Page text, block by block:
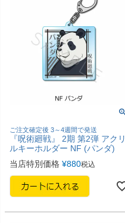
ご注文確定後 3～4週間で発送
『呪術廻戦』 2期 第2弾 アクリ
ルキーホルダー NF (パンダ)
当店特別価格 ¥880税込